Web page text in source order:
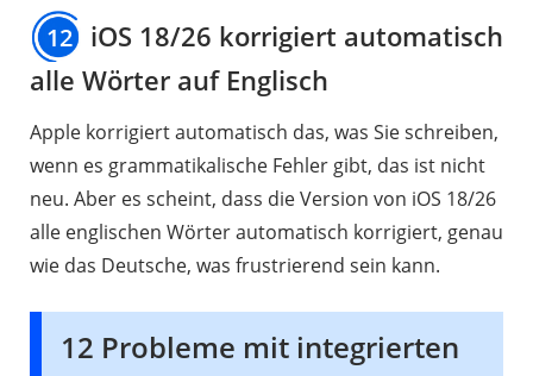
12
iOS 18/26 korrigiert automatisch
alle Wörter auf Englisch
Apple korrigiert automatisch das, was Sie schreiben,
wenn es grammatikalische Fehler gibt, das ist nicht
neu. Aber es scheint, dass die Version von iOS 18/26
alle englischen Wörter automatisch korrigiert, genau
wie das Deutsche, was frustrierend sein kann.
12 Probleme mit integrierten